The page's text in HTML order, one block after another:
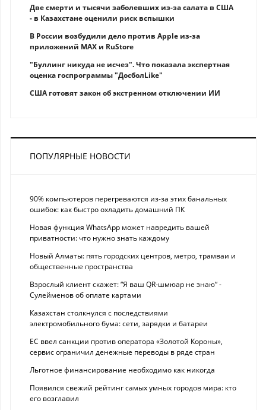
Две смерти и тысячи заболевших из-за салата в США
- в Казахстане оценили риск вспышки
В России возбудили дело против Apple из-за
приложений MAX и RuStore
"Буллинг никуда не исчез". Что показала экспертная
оценка госпрограммы "ДосболLike"
США готовят закон об экстренном отключении ИИ
ПОПУЛЯРНЫЕ НОВОСТИ
90% компьютеров перегреваются из-за этих банальных
ошибок: как быстро охладить домашний ПК
Новая функция WhatsApp может навредить вашей
приватности: что нужно знать каждому
Новый Алматы: пять городских центров, метро, трамваи и
общественные пространства
Взрослый клиент скажет: “Я ваш QR-шмюар не знаю“ -
Сулейменов об оплате картами
Казахстан столкнулся с последствиями
электромобильного бума: сети, зарядки и батареи
ЕС ввел санкции против оператора «Золотой Короны»,
сервис ограничил денежные переводы в ряде стран
Льготное финансирование необходимо как никогда
Появился свежий рейтинг самых умных городов мира: кто
его возглавил